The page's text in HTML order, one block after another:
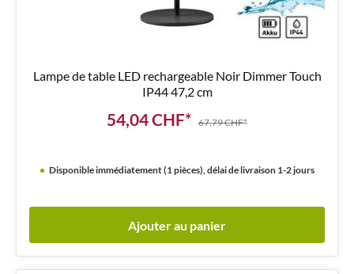
Lampe de table LED rechargeable Noir Dimmer Touch
IP44 47,2 cm
54,04 CHF* 67,79 CHF*
Disponible immédiatement (1 pièces), délai de livraison 1-2 jours
Ajouter au panier